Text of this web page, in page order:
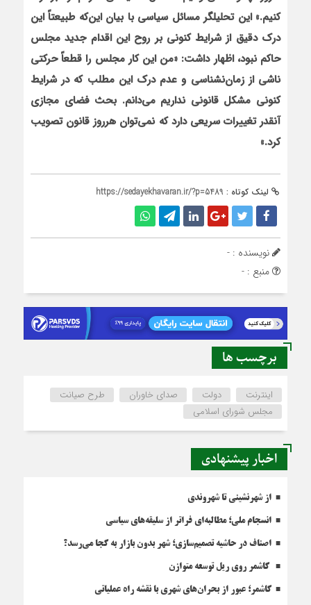
كنيم.» اين تحليلگر مسائل سياسي با بيان اين‌كه طبيعتاً اين
درك دقيق از شرايط كنوني بر روح اين اقدام جديد مجلس
حاكم نبود، اظهار داشت: «من اين كار مجلس را قطعاً حركتي
ناشي از زمان‌نشناسي و عدم درك اين مطلب كه در شرايط
كنوني مشكل قانوني نداريم مي‌دانم. بحث فضاي مجازي
آنقدر تغييرات سريعي دارد كه نمي‌توان هرروز قانون تصويب
كرد.»
لینک کوتاه : https://sedayekhavaran.ir/?p=5489
نویسنده : -
منبع : -
برچسب ها
اینترنت دولت صدای خاوران
طرح صیانت
مجلس شورای اسلامی
اخبار پیشنهادی
از شهرنشینی تا شهروندی
انسجام ملی؛ مطالبه‌ای فراتر از سلیقه‌های سیاسی
اصناف در حاشیه تصمیم‌سازی؛ شهر بدون بازار به کجا می‌رسد؟
کاشمر روی ریل توسعه متوازن
کاشمر؛ عبور از بحران‌های شهری با نقشه راه عملیاتی